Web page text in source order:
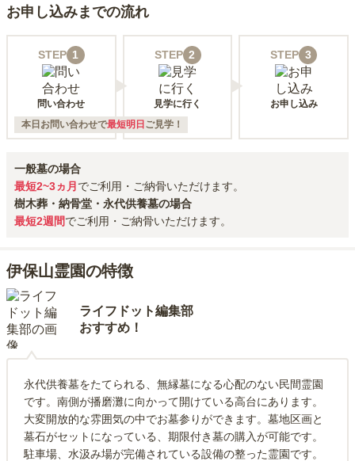
お申し込みまでの流れ
STEP 1
問い合わせ
STEP 2
見学に行く
STEP 3
お申し込み
本日お問い合わせで最短明日 ご見学！
一般墓の場合
最短2~3ヵ月でご利用・ご納骨いただけます。
樹木葬・納骨堂・永代供養墓の場合
最短2週間でご利用・ご納骨いただけます。
伊保山霊園の特徴
ライフドット編集部
おすすめ！
永代供養墓をたてられる、無縁墓になる心配のない民間霊園
です。南側が播磨灘に向かって開けている高台にあります。
大変開放的な雰囲気の中でお墓参りができます。墓地区画と
墓石がセットになっている、期限付き墓の購入が可能です。
駐車場、水汲み場が完備されている設備の整った霊園です。